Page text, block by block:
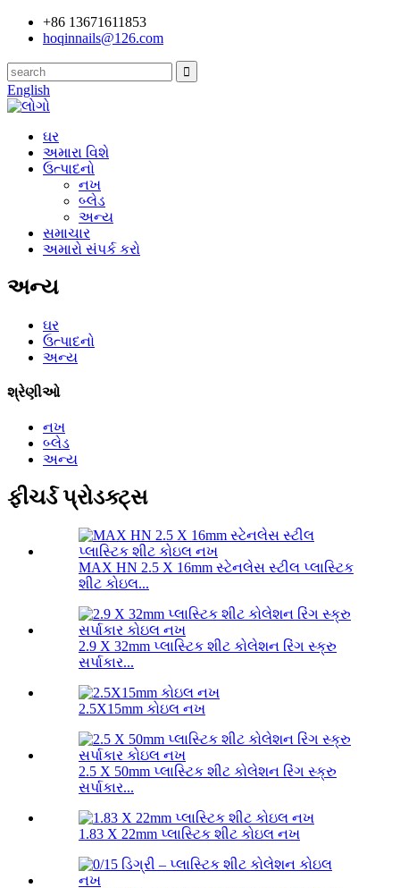
+86 13671611853
hoqinnails@126.com
English
ઘર
અમારા વિશે
ઉત્પાદનો
નખ
બ્લેડ
અન્ય
સમાચાર
અમારો સંપર્ક કરો
અન્ય
ઘર
ઉત્પાદનો
અન્ય
શ્રેણીઓ
નખ
બ્લેડ
અન્ય
ફીચર્ડ પ્રોડક્ટ્સ
MAX HN 2.5 X 16mm સ્ટેનલેસ સ્ટીલ પ્લાસ્ટિક
શીટ કોઇલ...
2.9 X 32mm પ્લાસ્ટિક શીટ કોલેશન રિંગ સ્ક્રુ
સર્પાકાર...
2.5X15mm કોઇલ નખ
2.5 X 50mm પ્લાસ્ટિક શીટ કોલેશન રિંગ સ્ક્રુ
સર્પાકાર...
1.83 X 22mm પ્લાસ્ટિક શીટ કોઇલ નખ